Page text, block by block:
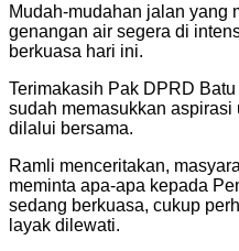
Mudah-mudahan jalan yang
genangan air segera di
berkuasa hari ini.
Terimakasih Pak DPRD
sudah memasukkan
dilalui bersama.
Ramli menceritakan,
meminta apa-apa kepada
sedang berkuasa, cukup
layak dilewati.